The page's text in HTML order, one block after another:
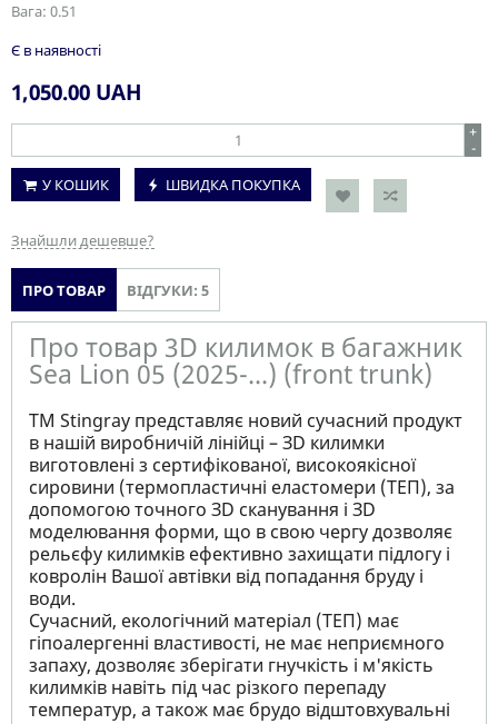
Вага: 0.51
Є в наявності
1,050.00 UAH
+
-
У КОШИК
ШВИДКА ПОКУПКА
Знайшли дешевше?
ПРО ТОВАР ВІДГУКИ: 5
Про товар 3D килимок в багажник
Sea Lion 05 (2025-...) (front trunk)
ТМ Stingray представляє новий сучасний продукт
в нашій виробничій лінійці – ЗD килимки
виготовлені з сертифікованої, високоякісної
сировини (термопластичні еластомери (ТЕП), за
допомогою точного ЗD сканування і ЗD
моделювання форми, що в свою чергу дозволяє
рельєфу килимків ефективно захищати підлогу і
ковролін Вашої автівки від попадання бруду і
води.
Сучасний, екологічний матеріал (ТЕП) має
гіпоалергенні властивості, не має неприємного
запаху, дозволяє зберігати гнучкість і м'якість
килимків навіть під час різкого перепаду
температур, а також має брудо відштовхувальні